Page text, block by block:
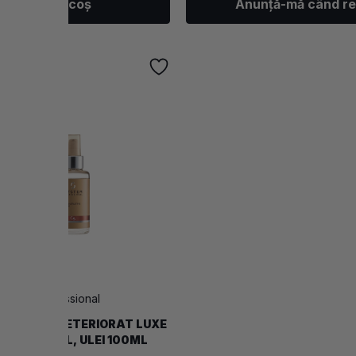
Adaugă în coș Anunță-mă când
Professional
PAR DETERIORAT LUXE
250ML, ULEI 100ML